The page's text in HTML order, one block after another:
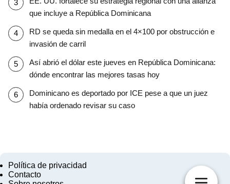
que incluye a República Dominicana
RD se queda sin medalla en el 4×100 por obstrucción e
invasión de carril
Así abrió el dólar este jueves en República Dominicana:
dónde encontrar las mejores tasas hoy
Dominicano es deportado por ICE pese a que un juez
había ordenado revisar su caso
Política de privacidad
Contacto